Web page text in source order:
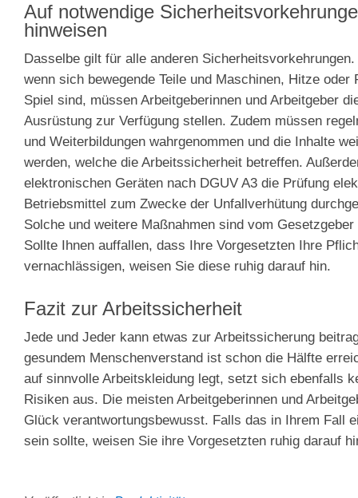
Auf notwendige
hinweisen
Dasselbe gilt für alle anderen
wenn sich bewegende Teile und Maschinen, Hitze oder
Spiel sind, müssen Arbeitgeberinnen und Arbeitgeber
Ausrüstung zur Verfügung stellen. Zudem müssen
und Weiterbildungen wahrgenommen und die Inhalte
werden, welche die Arbeitssicherheit betreffen.
elektronischen Geräten nach DGUV A3 die Prüfung
Betriebsmittel zum Zwecke der Unfallverhütung
Solche und weitere Maßnahmen sind vom
Sollte Ihnen auffallen, dass Ihre Vorgesetzten Ihre
vernachlässigen, weisen Sie diese ruhig darauf hin.
Fazit zur Arbeitssicherheit
Jede und Jeder kann etwas zur Arbeitssicherung
gesundem Menschenverstand ist schon die Hälfte
auf sinnvolle Arbeitskleidung legt, setzt sich ebenfalls
Risiken aus. Die meisten Arbeitgeberinnen und
Glück verantwortungsbewusst. Falls das in Ihrem Fall
sein sollte, weisen Sie ihre Vorgesetzten ruhig darauf